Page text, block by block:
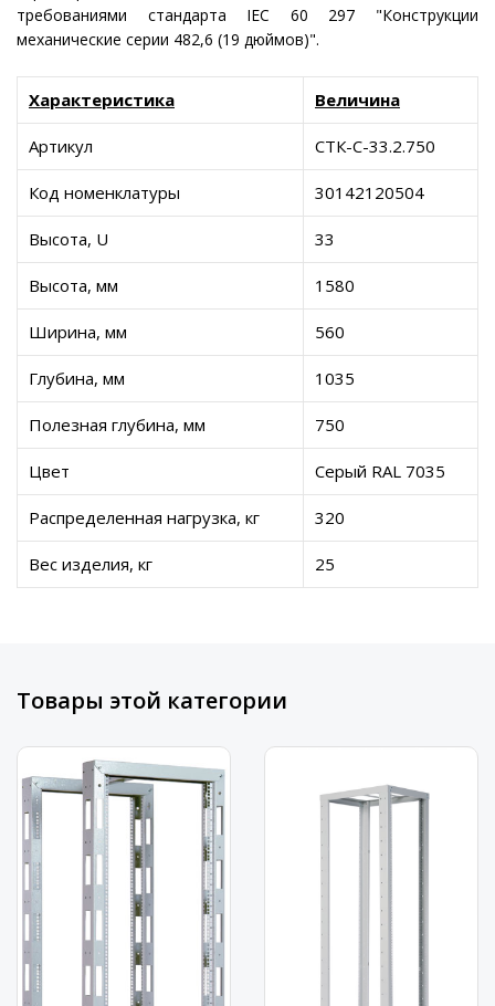
требованиями стандарта IEC 60 297 "Конструкции
механические серии 482,6 (19 дюймов)".
Характеристика Величина
Артикул СТК-С-33.2.750
Код номенклатуры 30142120504
Высота, U 33
Высота, мм 1580
Ширина, мм 560
Глубина, мм 1035
Полезная глубина, мм 750
Цвет Серый RAL 7035
Распределенная нагрузка, кг 320
Вес изделия, кг 25
Товары этой категории